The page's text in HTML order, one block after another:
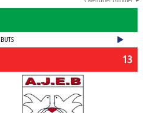
BUTS
13